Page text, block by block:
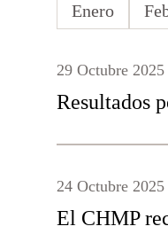
Enero
Resultados
29 Octubre 2025
El CHMP
24 Octubre 2025